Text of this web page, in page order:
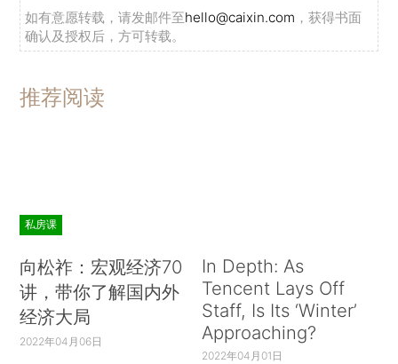
如有意愿转载，请发邮件至hello@caixin.com ，获得书面
确认及授权后，方可转载。
推荐阅读
私房课
向松祚：宏观经济70
讲，带你了解国内外
经济大局
2022年04月06日
In Depth: As
Tencent Lays Off
Staff, Is Its ‘Winter’
Approaching?
2022年04月01日